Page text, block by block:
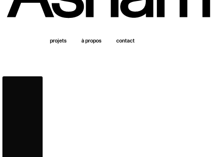
projets à propos contact